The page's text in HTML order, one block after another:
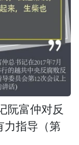
阮富仲对反
力指导（第